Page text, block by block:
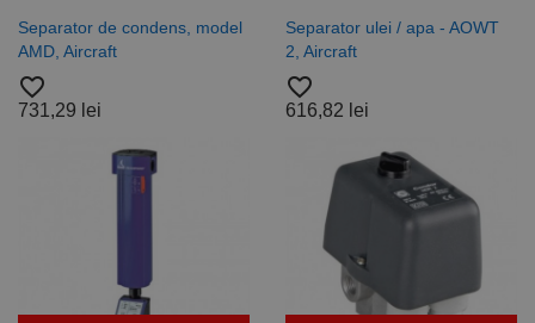
Separator de condens, model
AMD, Aircraft
favorite_border
731,29 lei
Separator ulei / apa - AOWT
2, Aircraft
favorite_border
616,82 lei